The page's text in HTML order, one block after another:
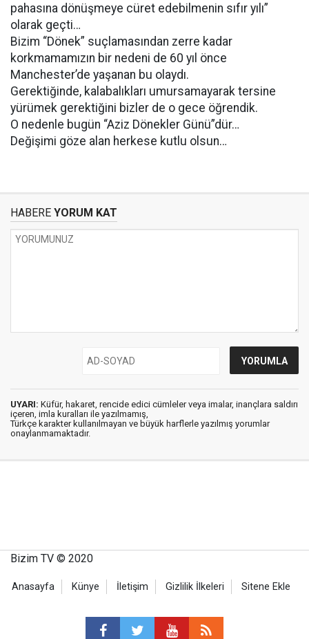
pahasına dönüşmeye cüret edebilmenin sıfır yılı”
olarak geçti…
Bizim “Dönek” suçlamasından zerre kadar
korkmamamızın bir nedeni de 60 yıl önce
Manchester’de yaşanan bu olaydı.
Gerektiğinde, kalabalıkları umursamayarak tersine
yürümek gerektiğini bizler de o gece öğrendik.
O nedenle bugün “Aziz Dönekler Günü”dür…
Değişimi göze alan herkese kutlu olsun…
HABERE YORUM KAT
UYARI: Küfür, hakaret, rencide edici cümleler veya imalar, inançlara saldırı
içeren, imla kuralları ile yazılmamış,
Türkçe karakter kullanılmayan ve büyük harflerle yazılmış yorumlar
onaylanmamaktadır.
Bizim TV © 2020
Anasayfa Künye İletişim Gizlilik İlkeleri Sitene Ekle